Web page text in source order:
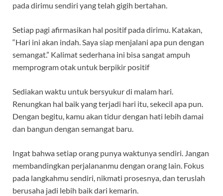
pada dirimu sendiri yang telah gigih bertahan.
Setiap pagi afirmasikan hal positif pada dirimu. Katakan,
“Hari ini akan indah. Saya siap menjalani apa pun dengan
semangat.” Kalimat sederhana ini bisa sangat ampuh
memprogram otak untuk berpikir positif
Sediakan waktu untuk bersyukur di malam hari.
Renungkan hal baik yang terjadi hari itu, sekecil apa pun.
Dengan begitu, kamu akan tidur dengan hati lebih damai
dan bangun dengan semangat baru.
Ingat bahwa setiap orang punya waktunya sendiri. Jangan
membandingkan perjalananmu dengan orang lain. Fokus
pada langkahmu sendiri, nikmati prosesnya, dan teruslah
berusaha jadi lebih baik dari kemarin.